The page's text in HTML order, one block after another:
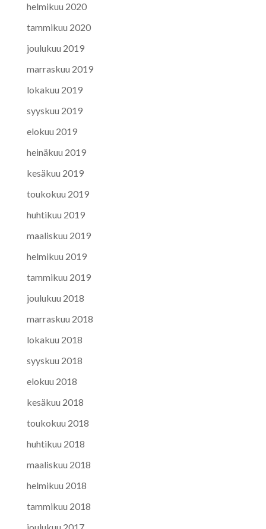
helmikuu 2020
tammikuu 2020
joulukuu 2019
marraskuu 2019
lokakuu 2019
syyskuu 2019
elokuu 2019
heinäkuu 2019
kesäkuu 2019
toukokuu 2019
huhtikuu 2019
maaliskuu 2019
helmikuu 2019
tammikuu 2019
joulukuu 2018
marraskuu 2018
lokakuu 2018
syyskuu 2018
elokuu 2018
kesäkuu 2018
toukokuu 2018
huhtikuu 2018
maaliskuu 2018
helmikuu 2018
tammikuu 2018